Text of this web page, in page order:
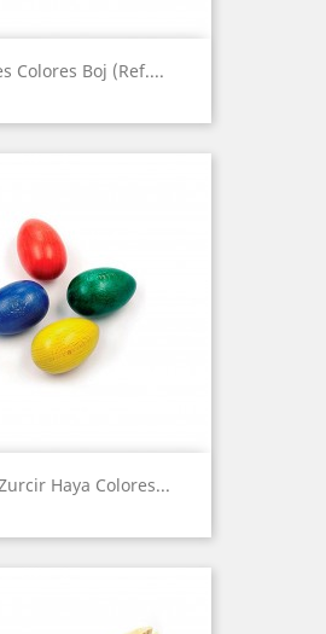
Colores Boj (Ref....
Haya Colores...